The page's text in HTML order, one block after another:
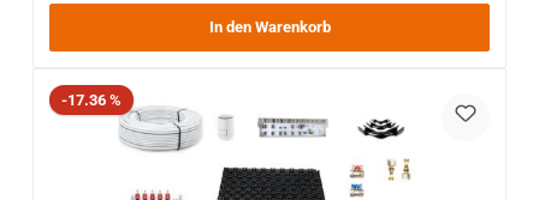
In den Warenkorb
Rabatt
-17.36 %